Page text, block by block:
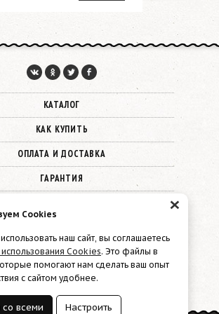
КАТАЛОГ
КАК КУПИТЬ
ОПЛАТА И ДОСТАВКА
ГАРАНТИЯ
© 2026 Must Have
конфиденциальности
×
Cookies
наш сайт, вы соглашаетесь
Cookies. Это файлы в
помогают нам сделать ваш опыт
с сайтом удобнее.
со всеми Настроить